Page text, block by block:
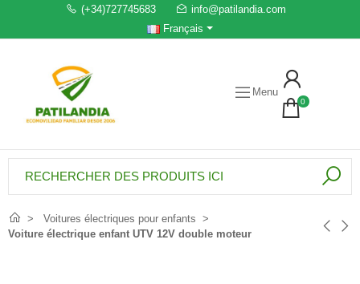
(+34)727745683
info@patilandia.com
Français
Menu
0
Voitures électriques pour enfants
Voiture électrique enfant UTV 12V double moteur